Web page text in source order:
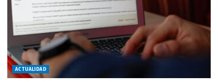
ACTUALIDAD